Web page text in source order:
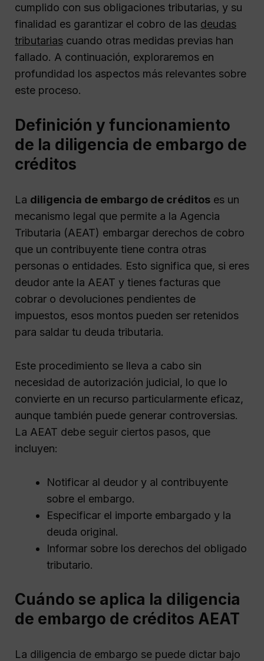
cumplido con sus obligaciones tributarias, y su
finalidad es garantizar el cobro de las deudas
tributarias cuando otras medidas previas han
fallado. A continuación, exploraremos en
profundidad los aspectos más relevantes sobre
este proceso.
Definición y funcionamiento
de la diligencia de embargo de
créditos
La diligencia de embargo de créditos es un
mecanismo legal que permite a la Agencia
Tributaria (AEAT) embargar derechos de cobro
que un contribuyente tiene contra otras
personas o entidades. Esto significa que, si eres
deudor ante la AEAT y tienes facturas que
cobrar o devoluciones pendientes de
impuestos, esos montos pueden ser retenidos
para saldar tu deuda tributaria.
Este procedimiento se lleva a cabo sin
necesidad de autorización judicial, lo que lo
convierte en un recurso particularmente eficaz,
aunque también puede generar controversias.
La AEAT debe seguir ciertos pasos, que
incluyen:
Notificar al deudor y al contribuyente
sobre el embargo.
Especificar el importe embargado y la
deuda original.
Informar sobre los derechos del obligado
tributario.
Cuándo se aplica la diligencia
de embargo de créditos AEAT
La diligencia de embargo se puede dictar bajo